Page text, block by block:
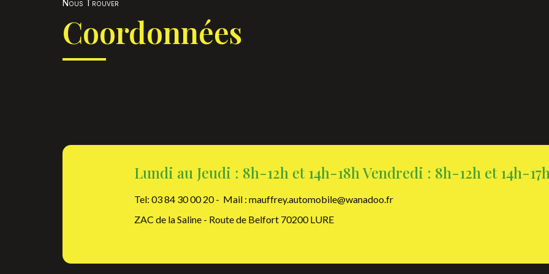
Nous Trouver
Coordonnées
Lundi au Jeudi : 8h-12h et 14h-18h Vendredi : 8h-12h et 14h-
Tel: 03 84 30 00 20 - Mail : mauffrey.automobile@wanadoo.fr
ZAC de la Saline - Route de Belfort 70200 LURE